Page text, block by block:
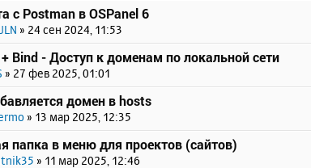
с Postman в OSPanel 6
» 24 сен 2024, 11:53
+ Bind - Доступ к доменам по локальной сети
» 27 фев 2025, 01:01
домен в hosts
» 13 мар 2025, 12:35
папка в меню для проектов (сайтов)
» 11 мар 2025, 12:46